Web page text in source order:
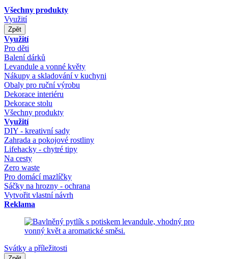
Všechny produkty
Využití
Zpět
Využití
Pro děti
Balení dárků
Levandule a vonné květy
Nákupy a skladování v kuchyni
Obaly pro ruční výrobu
Dekorace interiéru
Dekorace stolu
Všechny produkty
Využití
DIY - kreativní sady
Zahrada a pokojové rostliny
Lifehacky - chytré tipy
Na cesty
Zero waste
Pro domácí mazlíčky
Sáčky na hrozny - ochrana
Vytvořit vlastní návrh
Reklama
Svátky a příležitosti